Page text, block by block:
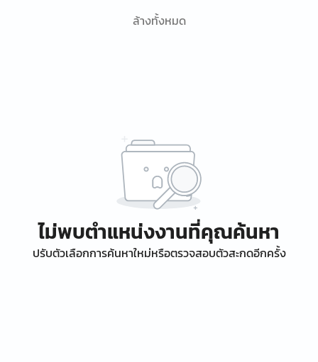
ล้างทั้งหมด
ไม่พบตำแหน่งงานที่คุณค้นหา
ปรับตัวเลือกการค้นหาใหม่หรือตรวจสอบตัวสะกดอีกครั้ง